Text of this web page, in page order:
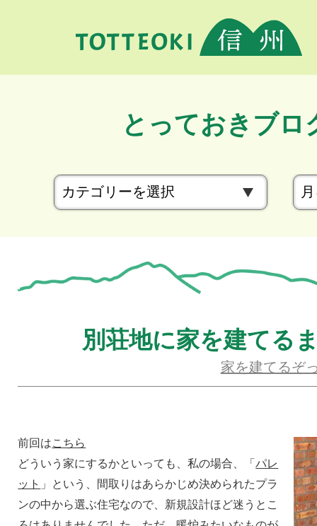
とっておきブロ
カ
テ
リ
ー
別荘地に家を建てる
家を建てるぞ
前回はこちら
どういう家にするかといっても、私の場合、「パレ
ット 」という、間取りはあらかじめ決められたプラ
ンの中から選ぶ住宅なので、新規設計ほど迷うとこ